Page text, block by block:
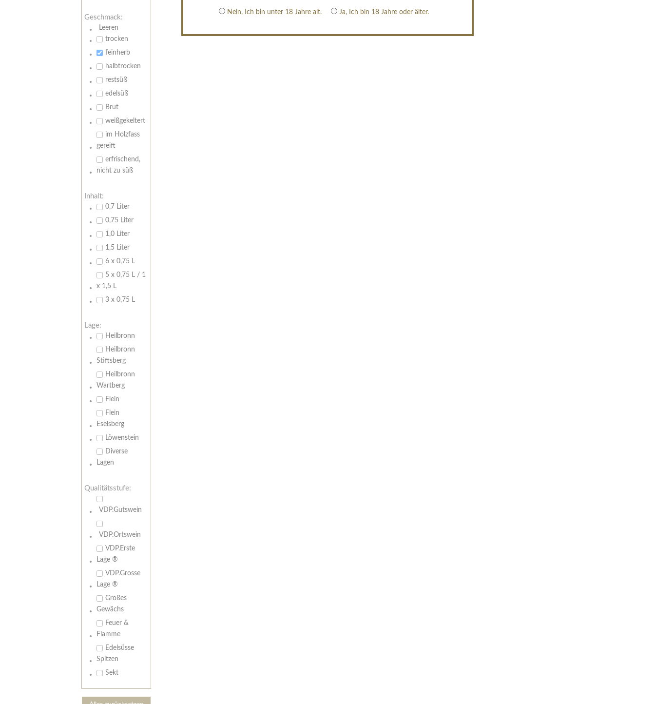
Nein, Ich bin unter 18 Jahre alt. Ja, Ich bin 18 Jahre oder älter.
Geschmack:
Leeren
trocken
feinherb
halbtrocken
restsüß
edelsüß
Brut
weißgekeltert
im Holzfass
gereift
erfrischend,
nicht zu süß
Inhalt:
0,7 Liter
0,75 Liter
1,0 Liter
1,5 Liter
6 x 0,75 L
5 x 0,75 L / 1
x 1,5 L
3 x 0,75 L
Lage:
Heilbronn
Heilbronn
Stiftsberg
Heilbronn
Wartberg
Flein
Flein
Eselsberg
Löwenstein
Diverse
Lagen
Qualitätsstufe:
VDP.Gutswein
VDP.Ortswein
VDP.Erste
Lage ®
VDP.Grosse
Lage ®
Großes
Gewächs
Feuer &
Flamme
Edelsüsse
Spitzen
Sekt